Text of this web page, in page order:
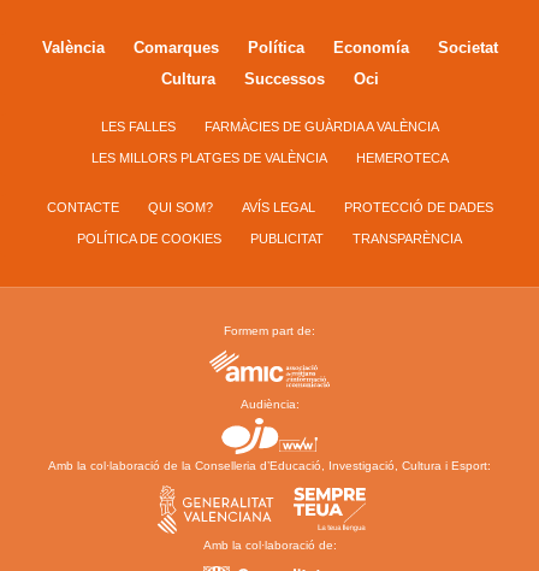
València Comarques Política Economía
Societat
Cultura
Successos Oci
LES FALLES FARMÀCIES DE GUÀRDIA A VALÈNCIA
LES MILLORS PLATGES DE VALÈNCIA HEMEROTECA
CONTACTE QUI SOM? AVÍS LEGAL PROTECCIÓ DE DADES
POLÍTICA DE COOKIES PUBLICITAT TRANSPARÈNCIA
Formem part de:
Audiència:
Amb la col·laboració de la Conselleria d’Educació, Investigació, Cultura i Esport:
Amb la col·laboració de: